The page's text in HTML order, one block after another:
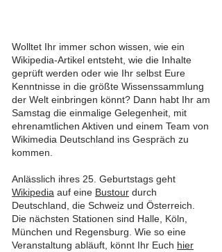
Wolltet Ihr immer schon wissen, wie ein
Wikipedia-Artikel entsteht, wie die Inhalte
geprüft werden oder wie Ihr selbst Eure
Kenntnisse in die größte Wissenssammlung
der Welt einbringen könnt? Dann habt Ihr am
Samstag die einmalige Gelegenheit, mit
ehrenamtlichen Aktiven und einem Team von
Wikimedia Deutschland ins Gespräch zu
kommen.
Anlässlich ihres 25. Geburtstags geht
Wikipedia auf eine Bustour durch
Deutschland, die Schweiz und Österreich.
Die nächsten Stationen sind Halle, Köln,
München und Regensburg. Wie so eine
Veranstaltung abläuft, könnt Ihr Euch hier